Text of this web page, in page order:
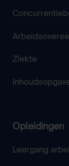
Ziekte
Opleidingen
Leergang